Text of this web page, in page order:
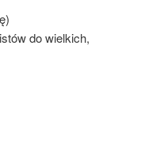
do wielkich,